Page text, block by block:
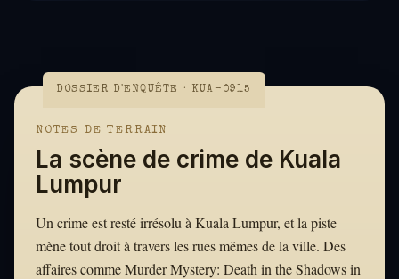
DOSSIER D'ENQUÊTE · KUA-0915
NOTES DE TERRAIN
La scène de crime de Kuala
Lumpur
Un crime est resté irrésolu à Kuala Lumpur, et la piste
mène tout droit à travers les rues mêmes de la ville. Des
affaires comme Murder Mystery: Death in the Shadows in